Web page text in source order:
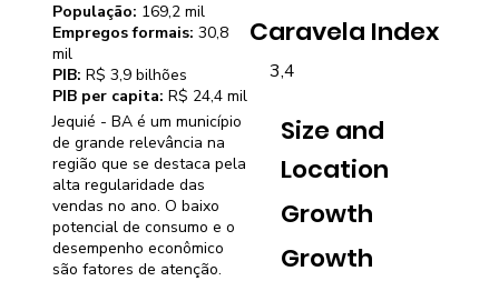
Jequié - BA é um município
de grande relevância na
região que se destaca pela
alta regularidade das
vendas no ano. O baixo
potencial de consumo e o
desempenho econômico
são fatores de atenção.
Caravela Index
3,4
Size and
Location
Growth
Growth
População: 169,2 mil
Empregos formais: 30,8
mil
PIB: R$ 3,9 bilhões
PIB per capita: R$ 24,4 mil